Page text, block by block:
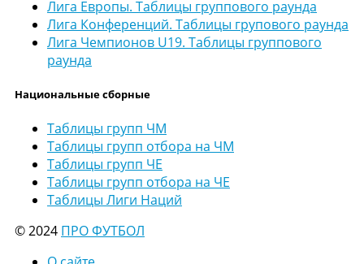
Лига Европы. Таблицы группового раунда
Лига Конференций. Таблицы групового раунда
Лига Чемпионов U19. Таблицы группового
раунда
Национальные сборные
Таблицы групп ЧМ
Таблицы групп отбора на ЧМ
Таблицы групп ЧЕ
Таблицы групп отбора на ЧЕ
Таблицы Лиги Наций
© 2024 ПРО ФУТБОЛ